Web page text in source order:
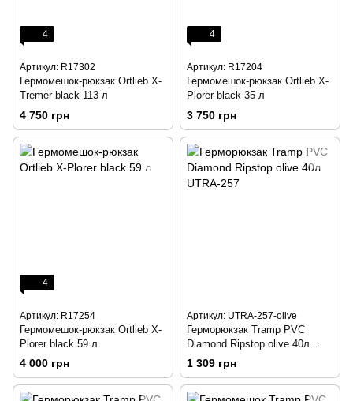
4
Артикул: R17302
Гермомешок-рюкзак Ortlieb X-
Tremer black 113 л
4 750 грн
4
Артикул: R17204
Гермомешок-рюкзак Ortlieb X-
Plorer black 35 л
3 750 грн
4
Артикул: R17254
Гермомешок-рюкзак Ortlieb X-
Plorer black 59 л
4 000 грн
Артикул: UTRA-257-olive
Герморюкзак Tramp PVC
Diamond Ripstop olive 40л
UTRA-257
1 309 грн